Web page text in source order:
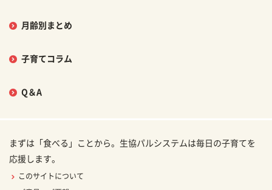
月齢別まとめ
子育てコラム
Q＆A
まずは「食べる」ことから。生協パルシステムは毎日の子育てを
応援します。
このサイトについて